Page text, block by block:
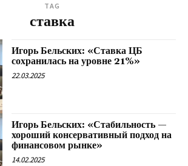
TAG
ставка
Игорь Бельских: «Ставка ЦБ
сохранилась на уровне 21%»
22.03.2025
Игорь Бельских: «Стабильность —
хороший консервативный подход на
финансовом рынке»
14.02.2025